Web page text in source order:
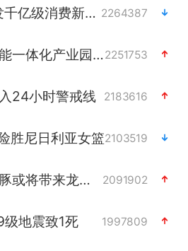
“电影+”如何激发千亿级消费新活力？ 2264387
全球首个长时储能一体化产业园量产2251753
24小时警戒线 2183616
胜尼日利亚女篮2103519
上海：台风白海豚或将带来龙卷风 2091902
地震致1死 1997809